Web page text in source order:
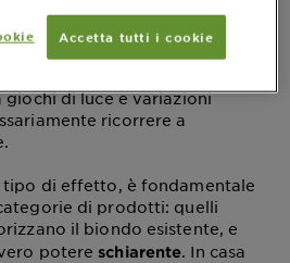
chiari o biondo scuro
i riflessi, rendere il
alleggerire di qualche tono la
giochi di luce e variazioni
ricorrere a
di effetto, è fondamentale
di prodotti: quelli
il biondo esistente, e
potereschiarente. In casa
Accetta tutti i cookie